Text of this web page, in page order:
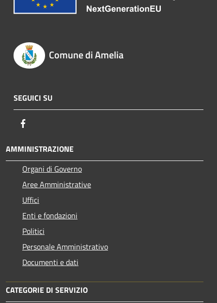
Comune di Amelia
SEGUICI SU
AMMINISTRAZIONE
Organi di Governo
Aree Amministrative
Uffici
Enti e fondazioni
Politici
Personale Amministrativo
Documenti e dati
CATEGORIE DI SERVIZIO